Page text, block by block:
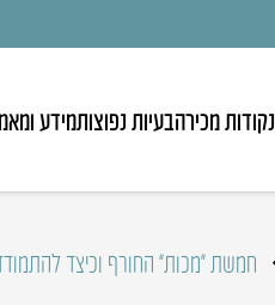
נקודות מכירהבעיות נפוצותמידע
חמשת “מכות” החורף וכיצד